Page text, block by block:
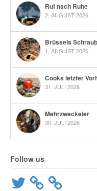
Ruf nach Ruhe
2. AUGUST 2026
Brüssels
1. AUGUST 2026
Cooks letzter
31. JULI 2026
Mehrzweckeier
30. JULI 2026
Follow us
Twitter